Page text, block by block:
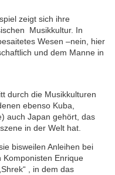
zeigt sich ihre
Musikkultur. In
Wesen –nein, hier
und dem Manne in
durch die Musikkulturen
ebenso Kuba,
auch Japan gehört, das
in der Welt hat.
bisweilen Anleihen bei
Komponisten Enrique
, in dem das